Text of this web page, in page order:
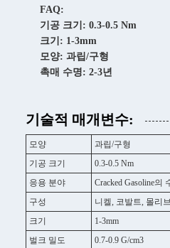
FAQ:
기공 크기: 0.3-0.5 Nm
크기: 1-3mm
모양: 과립/구형
촉매 수명: 2-3년
기술적 매개변수:
모양
과립/구형
기공 크기
0.3-0.5 Nm
응용 분야
Cracked Gasoline의
구성
니켈, 코발트, 몰리
크기
1-3mm
벌크 밀도
0.7-0.9 G/cm3